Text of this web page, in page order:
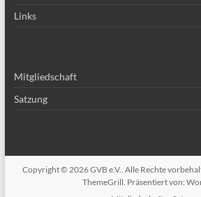
Links
Mitgliedschaft
Satzung
Copyright © 2026GVB e.V. . Alle Rechte
ThemeGrill. Präsentiert von: